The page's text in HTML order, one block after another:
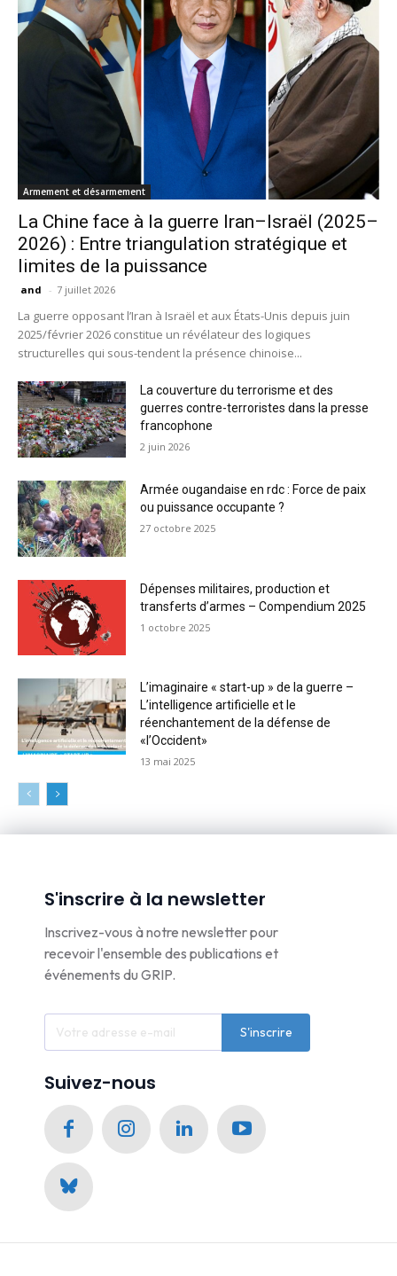
Armement et désarmement
La Chine face à la guerre Iran–Israël (2025–
2026) : Entre triangulation stratégique et
limites de la puissance
and - 7 juillet 2026
La guerre opposant l’Iran à Israël et aux États-Unis depuis juin
2025/février 2026 constitue un révélateur des logiques
structurelles qui sous-tendent la présence chinoise...
La couverture du terrorisme et des
guerres contre-terroristes dans la presse
francophone
2 juin 2026
Armée ougandaise en rdc : Force de paix
ou puissance occupante ?
27 octobre 2025
Dépenses militaires, production et
transferts d’armes – Compendium 2025
1 octobre 2025
L’imaginaire « start-up » de la guerre –
L’intelligence artificielle et le
réenchantement de la défense de
«l’Occident»
13 mai 2025
S'inscrire à la newsletter
Inscrivez-vous à notre newsletter pour
recevoir l'ensemble des publications et
événements du GRIP.
S'inscrire
Suivez-nous